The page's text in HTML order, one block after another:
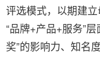
评选模式，以期建
“品牌+产品+服务”
奖”的影响力、知名